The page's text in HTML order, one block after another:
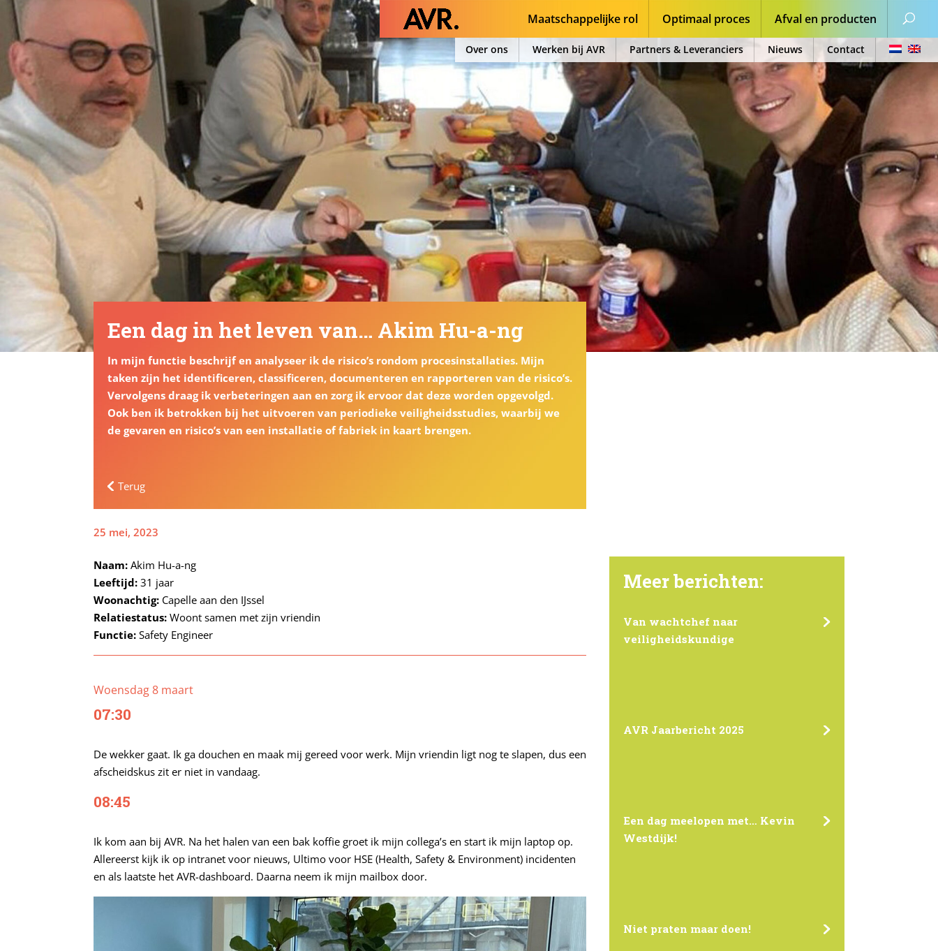
Over ons Werken bij AVR Partners & Leveranciers Nieuws Contact
Maatschappelijke rol Optimaal proces Afval en producten
Een dag in het leven van… Akim Hu-a-ng
In mijn functie beschrijf en analyseer ik de risico’s rondom procesinstallaties. Mijn
taken zijn het identificeren, classificeren, documenteren en rapporteren van de risico’s.
Vervolgens draag ik verbeteringen aan en zorg ik ervoor dat deze worden opgevolgd.
Ook ben ik betrokken bij het uitvoeren van periodieke veiligheidsstudies, waarbij we
de gevaren en risico’s van een installatie of fabriek in kaart brengen.
Terug
25 mei, 2023
Naam: Akim Hu-a-ng
Leeftijd: 31 jaar
Woonachtig: Capelle aan den IJssel
Relatiestatus: Woont samen met zijn vriendin
Functie: Safety Engineer
Woensdag 8 maart
07:30
De wekker gaat. Ik ga douchen en maak mij gereed voor werk. Mijn vriendin ligt nog te slapen, dus een
afscheidskus zit er niet in vandaag.
08:45
Ik kom aan bij AVR. Na het halen van een bak koffie groet ik mijn collega’s en start ik mijn laptop op.
Allereerst kijk ik op intranet voor nieuws, Ultimo voor HSE (Health, Safety & Environment) incidenten
en als laatste het AVR-dashboard. Daarna neem ik mijn mailbox door.
Meer berichten:
Van wachtchef naar
veiligheidskundige
AVR Jaarbericht 2025
Een dag meelopen met… Kevin
Westdijk!
Niet praten maar doen!